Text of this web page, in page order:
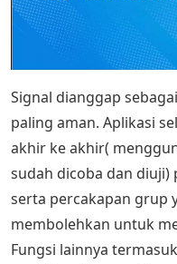
Signal dianggap
paling aman. Aplikasi
akhir ke akhir(
sudah dicoba dan diuji)
serta percakapan grup
membolehkan untuk
Fungsi lainnya